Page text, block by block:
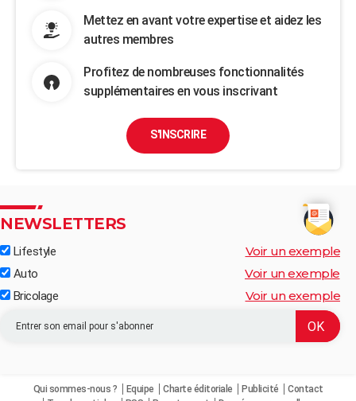
Mettez en avant votre expertise et aidez les
autres membres
Profitez de nombreuses fonctionnalités
supplémentaires en vous inscrivant
S'INSCRIRE
NEWSLETTERS
Lifestyle Voir un exemple
Auto Voir un exemple
Bricolage Voir un exemple
Qui sommes-nous ? Equipe Charte éditoriale Publicité
Contact